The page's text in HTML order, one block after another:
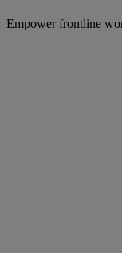
Empower frontline